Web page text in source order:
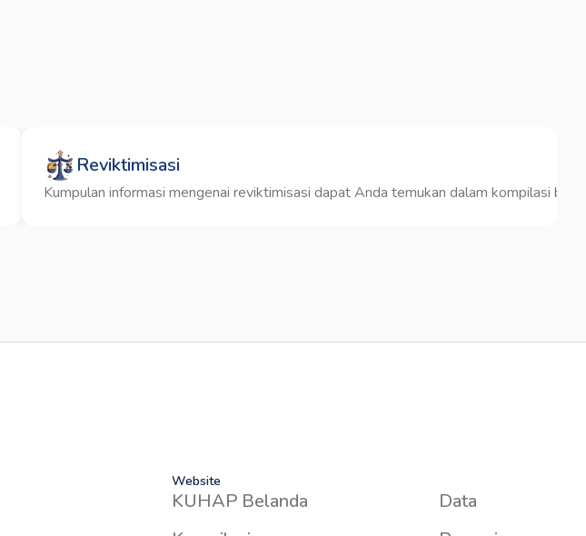
Reviktimisasi
Kumpulan informasi mengenai reviktimisasi dapat Anda temukan dalam kompilasi
Website
KUHAP Belanda
Data